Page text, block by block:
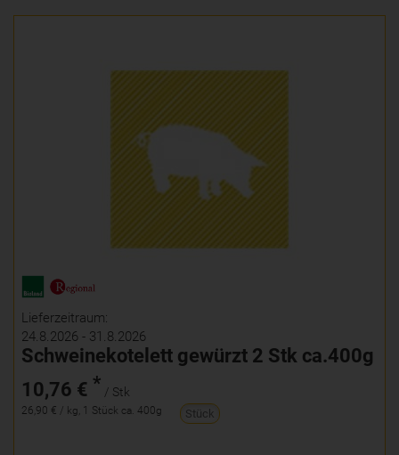
Lieferzeitraum:
24.8.2026 - 31.8.2026
Schweinekotelett gewürzt 2 Stk ca.400g
10,76 € * / Stk
26,90 € / kg, 1 Stück ca. 400g Stück